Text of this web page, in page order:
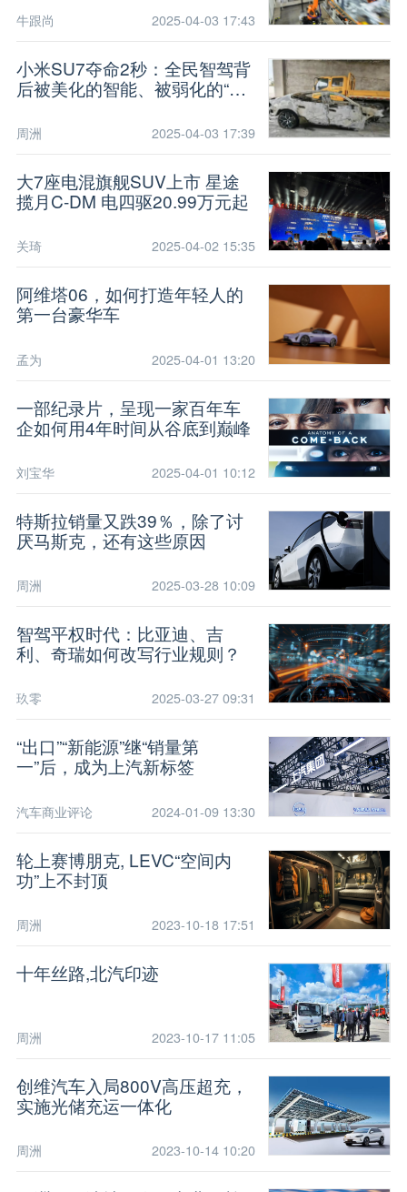
牛跟尚 2025-04-03 17:43
小米SU7夺命2秒：全民智驾背
后被美化的智能、被弱化的“辅
周洲 2025-04-03 17:39
大7座电混旗舰SUV上市 星途
揽月C-DM 电四驱20.99万元起
关琦 2025-04-02 15:35
阿维塔06，如何打造年轻人的
第一台豪华车
孟为 2025-04-01 13:20
一部纪录片，呈现一家百年车
企如何用4年时间从谷底到巅峰
刘宝华 2025-04-01 10:12
特斯拉销量又跌39％，除了讨
厌马斯克，还有这些原因
周洲 2025-03-28 10:09
智驾平权时代：比亚迪、吉
利、奇瑞如何改写行业规则？
玖零 2025-03-27 09:31
“出口”“新能源”继“销量第
一”后，成为上汽新标签
汽车商业评论 2024-01-09 13:30
轮上赛博朋克, LEVC“空间内
功”上不封顶
周洲 2023-10-18 17:51
十年丝路,北汽印迹
周洲 2023-10-17 11:05
创维汽车入局800V高压超充，
实施光储充运一体化
周洲 2023-10-14 10:20